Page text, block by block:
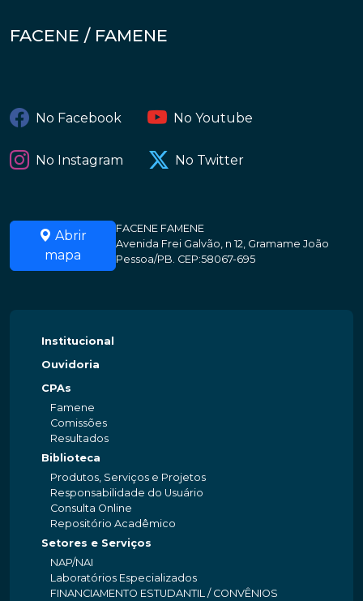
FACENE / FAMENE
No Facebook No Youtube
No Instagram No Twitter
Abrir
mapa
FACENE FAMENE
Avenida Frei Galvão, n 12, Gramame João
Pessoa/PB. CEP:58067-695
Institucional
Ouvidoria
CPAs
Famene
Comissões
Resultados
Biblioteca
Produtos, Serviços e Projetos
Responsabilidade do Usuário
Consulta Online
Repositório Acadêmico
Setores e Serviços
NAP/NAI
Laboratórios Especializados
FINANCIAMENTO ESTUDANTIL / CONVÊNIOS